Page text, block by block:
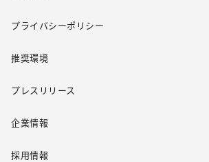
プライバシーポリシー
推奨環境
プレスリリース
企業情報
採用情報